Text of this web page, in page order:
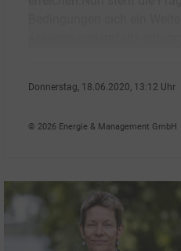
Donnerstag, 18.06.2020, 13:12 Uhr
© 2026 Energie & Management GmbH